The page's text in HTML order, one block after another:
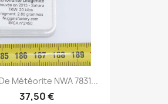
Météorite NWA 7831...
37,50 €